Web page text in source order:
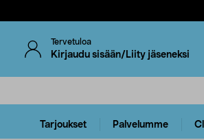
Tervetuloa
Kirjaudu sisään/Liity jäseneksi
Tarjoukset Palvelumme